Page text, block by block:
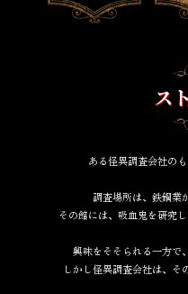
ある怪異調査会社の
調査場所は、鉄鋼業
その館には、吸血鬼を研究
興味をそそられる一方で
しかし怪異調査会社は、そ